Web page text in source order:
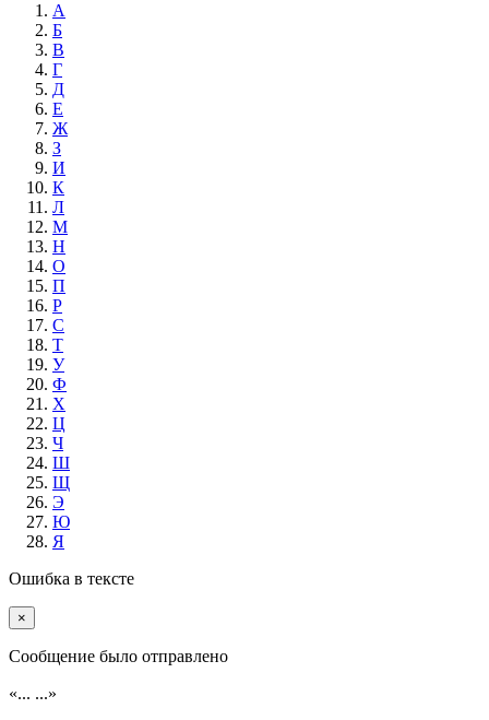
А
Б
В
Г
Д
Е
Ж
З
И
К
Л
М
Н
О
П
Р
С
Т
У
Ф
Х
Ц
Ч
Ш
Щ
Э
Ю
Я
Ошибка в тексте
×
Cообщение было отправлено
«... ...»